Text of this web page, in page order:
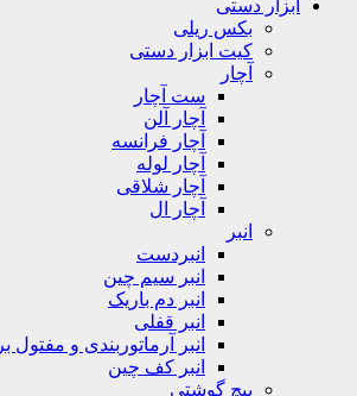
ابزار دستی
بکس ریلی
کیت ابزار دستی
آچار
ست آچار
آچار آلن
آچار فرانسه
آچار لوله
آچار شلاقی
آچار ال
انبر
انبردست
انبر سیم چین
انبر دم باریک
انبر قفلی
انبر آرماتوربندی و مفتول بر
انبر کف چین
پیچ گوشتی